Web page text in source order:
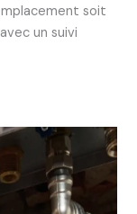
soit
un suivi